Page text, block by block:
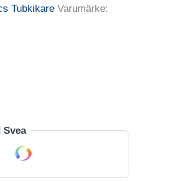
Tubkikare Varumärke:
Svea